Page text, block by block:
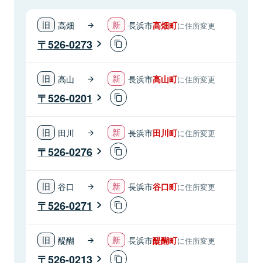
高畑 長浜市高畑町に住所変更
526-0273
高山 長浜市高山町に住所変更
526-0201
田川 長浜市田川町に住所変更
526-0276
谷口 長浜市谷口町に住所変更
526-0271
醍醐 長浜市醍醐町に住所変更
526-0213